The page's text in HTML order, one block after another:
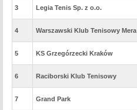
3 Legia Tenis Sp. z o.o.
4 Warszawski Klub Tenisowy Mera
5 KS Grzegórzecki Kraków
6 Raciborski Klub Tenisowy
7 Grand Park